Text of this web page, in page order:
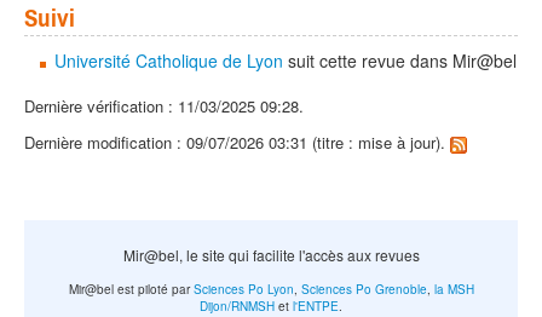
Suivi
Université Catholique de Lyon suit cette revue dans Mir@bel
Dernière vérification : 11/03/2025 09:28.
Dernière modification : 09/07/2026 03:31 (titre : mise à jour).
Mir@bel, le site qui facilite l'accès aux revues
Mir@bel est piloté parSciences Po Lyon Sciences Po Grenoble, la MSH
Dijon/RNMSH et l'ENTPE